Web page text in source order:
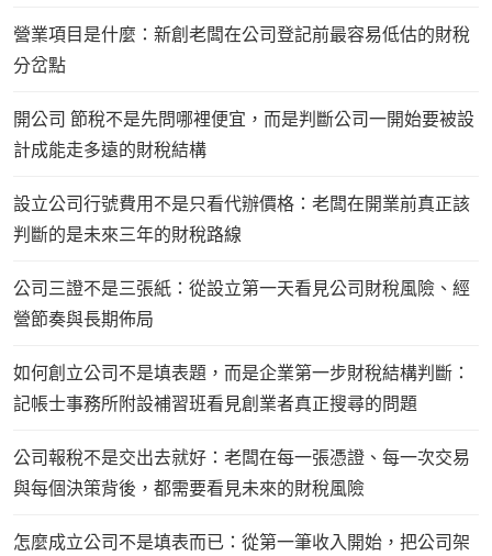
營業項目是什麼：新創老闆在公司登記前最容易低估的財稅
分岔點
開公司 節稅不是先問哪裡便宜，而是判斷公司一開始要被設
計成能走多遠的財稅結構
設立公司行號費用不是只看代辦價格：老闆在開業前真正該
判斷的是未來三年的財稅路線
公司三證不是三張紙：從設立第一天看見公司財稅風險、經
營節奏與長期佈局
如何創立公司不是填表題，而是企業第一步財稅結構判斷：
記帳士事務所附設補習班看見創業者真正搜尋的問題
公司報稅不是交出去就好：老闆在每一張憑證、每一次交易
與每個決策背後，都需要看見未來的財稅風險
怎麼成立公司不是填表而已：從第一筆收入開始，把公司架